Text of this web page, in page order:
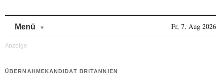
Menü Fr, 7. Aug 2026
ÜBERNAHMEKANDIDAT BRITANNIEN